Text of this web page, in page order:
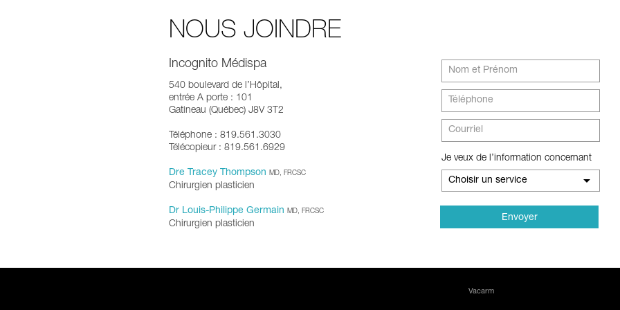
NOUS JOINDRE
Incognito Médispa
540 boulevard de l’Hôpital,
entrée A porte : 101
Gatineau (Québec) J8V 3T2
Téléphone : 819.561.3030
Télécopieur : 819.561.6929
Dre Tracey Thompson MD, FRCSC
Chirurgien plasticien
Dr Louis-Philippe Germain MD, FRCSC
Chirurgien plasticien
Je veux de l’information concernant
Choisir un service
Vacarm